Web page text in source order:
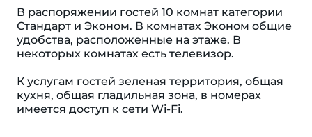
В распоряжении гостей 10 комнат категории
Стандарт и Эконом. В комнатах Эконом общие
удобства, расположенные на этаже. В
некоторых комнатах есть телевизор.
К услугам гостей зеленая территория, общая
кухня, общая гладильная зона, в номерах
имеется доступ к сети Wi-Fi.